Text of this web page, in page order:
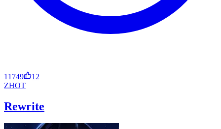
11749
12
ZHOT
Rewrite